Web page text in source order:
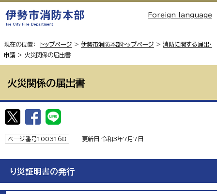
Foreign language
現在の位置： トップページ > 伊勢市消防本部トップページ > 消防に関する届出・
申請 > 火災関係の届出書
火災関係の届出書
ページ番号1003168 更新日 令和3年7月7日
り災証明書の発行